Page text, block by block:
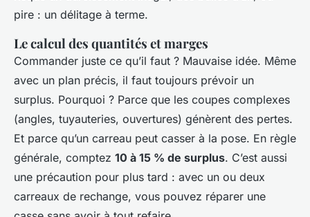
pire : un délitage à terme.
Le calcul des quantités et marges
Commander juste ce qu’il faut ? Mauvaise idée. Même
avec un plan précis, il faut toujours prévoir un
surplus. Pourquoi ? Parce que les coupes complexes
(angles, tuyauteries, ouvertures) génèrent des pertes.
Et parce qu’un carreau peut casser à la pose. En règle
générale, comptez 10 à 15 % de surplus. C’est aussi
une précaution pour plus tard : avec un ou deux
carreaux de rechange, vous pouvez réparer une